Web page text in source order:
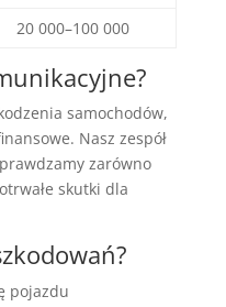
20 000–100 000
samochodów,
Nasz zespół
zarówno
skutki dla
pojazdu